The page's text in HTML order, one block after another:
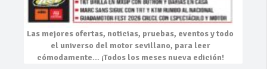
Las mejores ofertas, noticias, pruebas, eventosy todo
el universo del motor sevillano, para leer
cómodamente… ¡Todos los meses nueva edición!